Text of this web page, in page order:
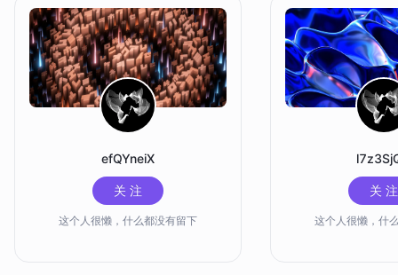
efQYneiX
关 注
这个人很懒，什么都没有留下
关 注
这个人很懒，什